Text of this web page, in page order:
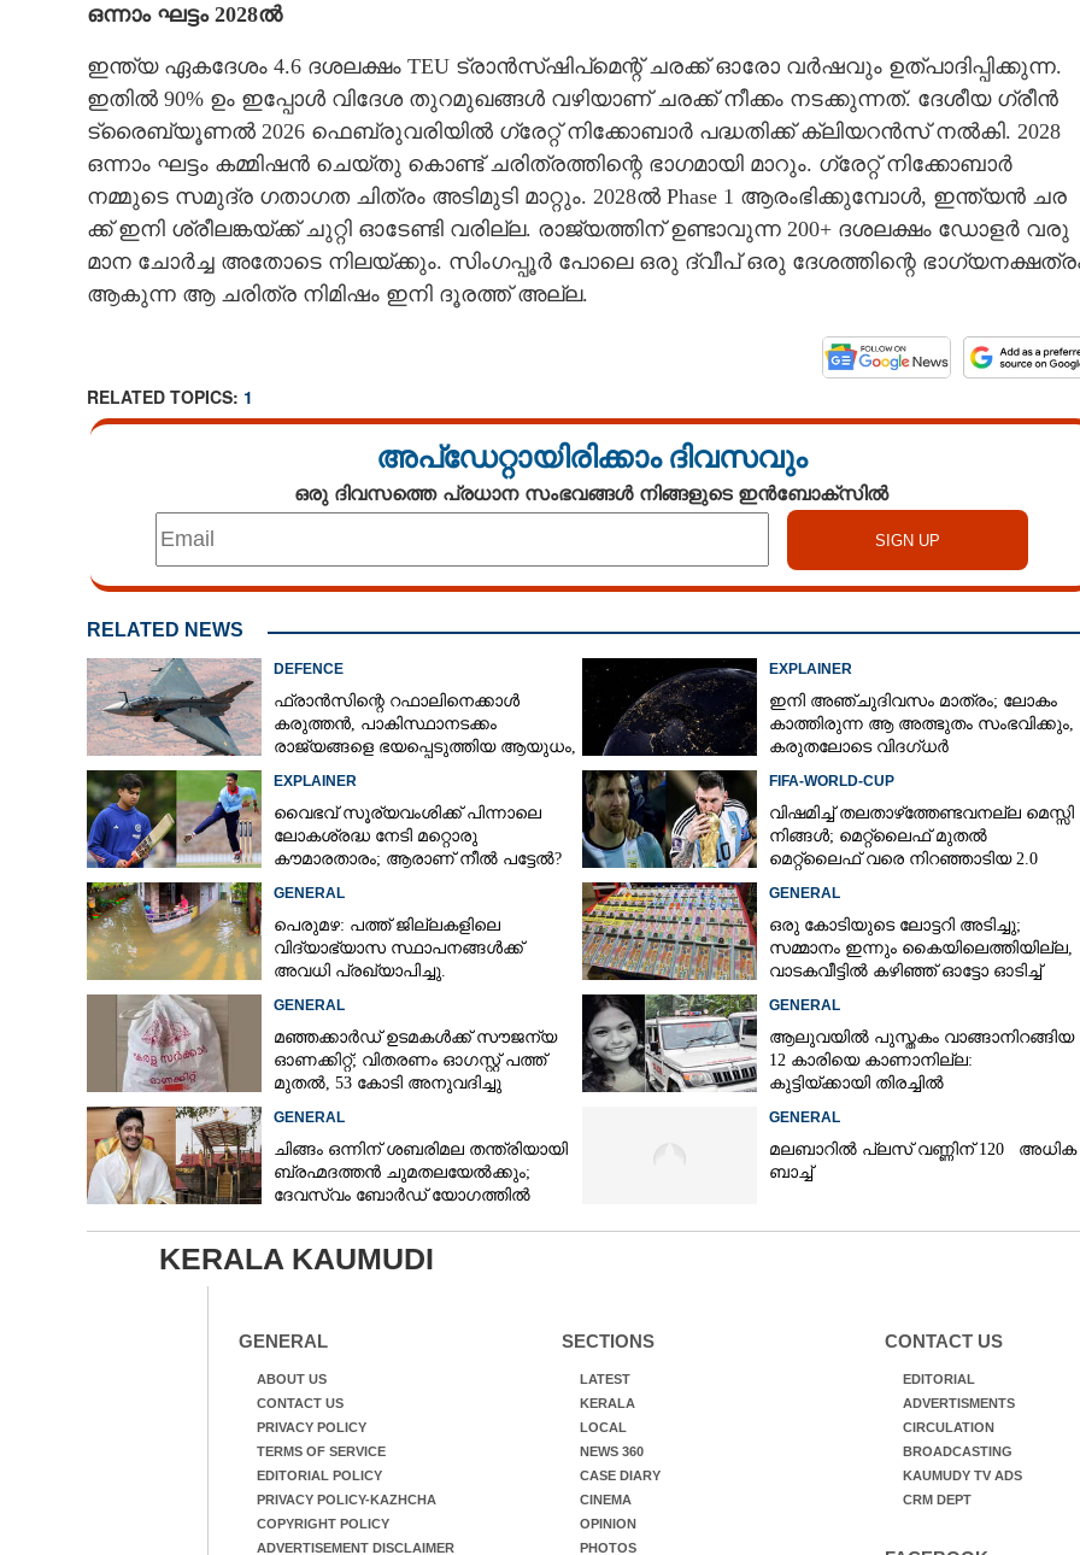
ഒന്നാം ഘട്ടം 2028ൽ
ഇന്ത്യ ഏകദേശം 4.6 ദശലക്ഷം TEU ട്രാൻസ്‌ഷിപ്‌മെന്റ് ചരക്ക് ഓരോ വർഷവും ഉത്പാദിപ്പിക്കുന്ന.
ഇതിൽ 90% ഉം ഇപ്പോൾ വിദേശ തുറമുഖങ്ങൾ വഴിയാണ് ചരക്ക് നീക്കം നടക്കുന്നത്. ദേശീയ ഗ്രീൻ
ട്രൈബ്യൂണൽ 2026 ഫെബ്രുവരിയിൽ ഗ്രേറ്റ് നിക്കോബാർ പദ്ധതിക്ക് ക്ലിയറൻസ് നൽകി. 2028
ഒന്നാം ഘട്ടം കമ്മിഷൻ ചെയ്തു കൊണ്ട് ചരിത്രത്തിന്റെ ഭാഗമായി മാറും. ഗ്രേറ്റ് നിക്കോബാർ
നമ്മുടെ സമുദ്ര ഗതാഗത ചിത്രം അടിമുടി മാറ്റും. 2028ൽ Phase 1 ആരംഭിക്കുമ്പോൾ, ഇന്ത്യൻ ചര
ക്ക് ഇനി ശ്രീലങ്കയ്ക്ക് ചുറ്റി ഓടേണ്ടി വരില്ല. രാജ്യത്തിന് ഉണ്ടാവുന്ന 200+ ദശലക്ഷം ഡോളർ വരു
മാന ചോർച്ച അതോടെ നിലയ്ക്കും. സിംഗപ്പൂർ പോലെ ഒരു ദ്വീപ് ഒരു ദേശത്തിന്റെ
ആകുന്ന ആ ചരിത്ര നിമിഷം ഇനി ദൂരത്ത് അല്ല.
RELATED TOPICS: 1
അപ്ഡേറ്റായിരിക്കാം ദിവസവും
ഒരു ദിവസത്തെ പ്രധാന സംഭവങ്ങൾ നിങ്ങളുടെ ഇൻബോക്സിൽ
RELATED NEWS
DEFENCE
ഫ്രാൻസിന്റെ റഫാലിനെക്കാൾ
കരുത്തൻ,​ പാകിസ്ഥാനടക്കം
രാജ്യങ്ങളെ ഭയപ്പെടുത്തിയ ആയുധം,​
EXPLAINER
ഇനി അഞ്ചുദിവസം മാത്രം; ലോകം
കാത്തിരുന്ന ആ അത്ഭുതം സംഭവിക്കും,
കരുതലോടെ വിദഗ്ധർ
EXPLAINER
വൈഭവ് സൂര്യവംശിക്ക് പിന്നാലെ
ലോകശ്രദ്ധ നേടി മറ്റൊരു
കൗമാരതാരം; ആരാണ് നീൽ പട്ടേൽ?
FIFA-WORLD-CUP
വിഷമിച്ച് തലതാഴ്‌ത്തേണ്ടവനല്ല മെസ്സി
നിങ്ങള്‍; മെറ്റ്‌ലൈഫ് മുതല്‍
മെറ്റ്‌ലൈഫ് വരെ നിറഞ്ഞാടിയ 2.0
GENERAL
പെരുമഴ: പത്ത് ജില്ലകളിലെ
വിദ്യാഭ്യാസ സ്ഥാപനങ്ങൾക്ക്
അവധി പ്രഖ്യാപിച്ചു.
GENERAL
ഒരു കോടിയുടെ ലോട്ടറി അടിച്ചു;
സമ്മാനം ഇന്നും കൈയിലെത്തിയില്ല,
വാടകവീട്ടിൽ കഴിഞ്ഞ് ഓട്ടോ ഓടിച്ച്
GENERAL
മഞ്ഞക്കാർഡ് ഉടമകൾക്ക് സൗജന്യ
ഓണക്കിറ്റ്; വിതരണം ഓഗസ്റ്റ് പത്ത്
മുതൽ, 53 കോടി അനുവദിച്ചു
GENERAL
ആലുവയിൽ പുസ്തകം വാങ്ങാനിറങ്ങിയ
12 കാരിയെ കാണാനില്ല:
കുട്ടിയ്ക്കായി തിരച്ചിൽ
GENERAL
ചിങ്ങം ഒന്നിന് ശബരിമല തന്ത്രിയായി
ബ്രഹ്മദത്തൻ ചുമതലയേൽക്കും;
ദേവസ്വം ബോർഡ് യോഗത്തിൽ
GENERAL
മലബാറിൽ പ്ലസ് വണ്ണിന് 120 അധിക
ബാച്ച്
KERALA KAUMUDI
GENERAL
ABOUT US
CONTACT US
PRIVACY POLICY
TERMS OF SERVICE
EDITORIAL POLICY
PRIVACY POLICY-KAZHCHA
COPYRIGHT POLICY
ADVERTISEMENT DISCLAIMER
SECTIONS
LATEST
KERALA
LOCAL
NEWS 360
CASE DIARY
CINEMA
OPINION
PHOTOS
CONTACT US
EDITORIAL
ADVERTISMENTS
CIRCULATION
BROADCASTING
KAUMUDY TV ADS
CRM DEPT